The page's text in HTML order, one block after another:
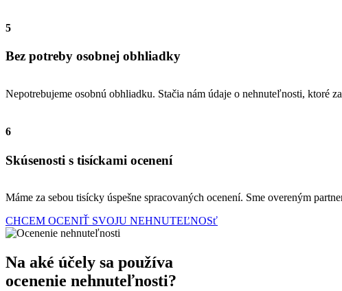
5
Bez potreby osobnej obhliadky
Nepotrebujeme osobnú obhliadku. Stačia nám údaje o nehnuteľnosti, ktoré
6
Skúsenosti s tisíckami ocenení
Máme za sebou tisícky úspešne spracovaných ocenení. Sme overeným
CHCEM OCENIŤ SVOJU NEHNUTEĽNOSť
Na aké účely sa používa
ocenenie nehnuteľnosti?